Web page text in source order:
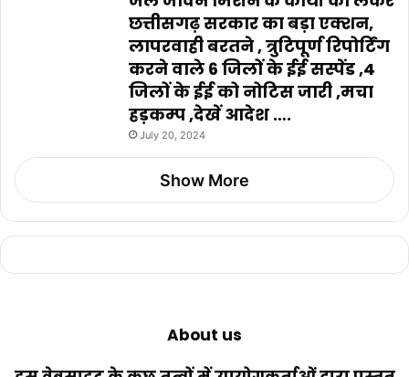
छत्तीसगढ़ सरकार का बड़ा एक्शन,
लापरवाही बरतने , त्रुटिपूर्ण रिपोर्टिंग
करने वाले 6 जिलों के ईई सस्पेंड ,4
जिलों के ईई को नोटिस जारी ,मचा
हड़कम्प ,देखें आदेश ….
July 20, 2024
Show More
About us